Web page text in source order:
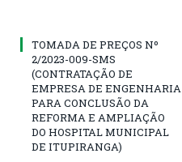
TOMADA DE PREÇOS Nº
2/2023-009-SMS
(CONTRATAÇÃO DE
EMPRESA DE ENGENHARIA
PARA CONCLUSÃO DA
REFORMA E AMPLIAÇÃO
DO HOSPITAL MUNICIPAL
DE ITUPIRANGA)